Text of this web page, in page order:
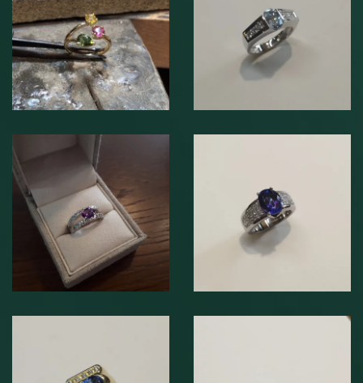
Bague en or jaune
750°°°, sertie de
trois tourmalines
Bague en or blanc
et diamants
Bague en argent
et améthyste